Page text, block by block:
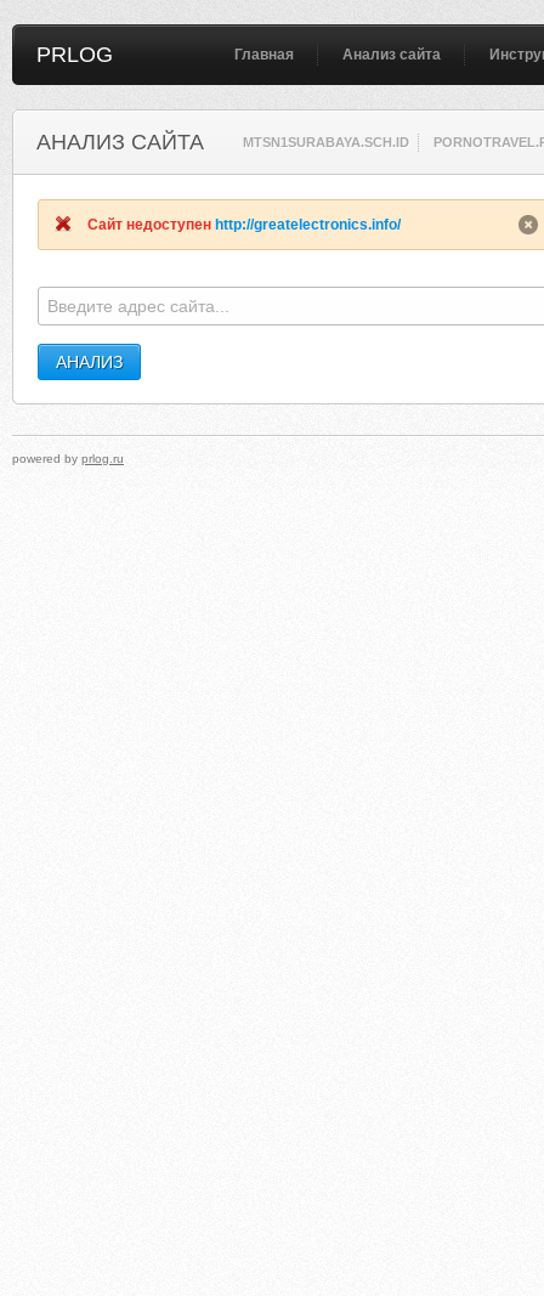
PRLOG Главная Анализ сайта
АНАЛИЗ САЙТА MTSN1SURABAYA.SCH.ID
Сайт недоступен http://greatelectronics.info/
powered by prlog.ru